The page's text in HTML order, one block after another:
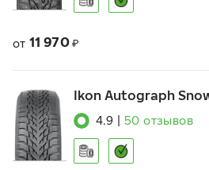
от 11 970 ₽
Ikon Autograph
4.9 50 отзывов